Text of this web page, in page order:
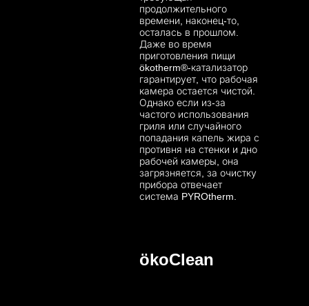
продолжительного
времени, наконец-то,
осталась в прошлом.
Даже во время
приготовления пищи
ökotherm®-катализатор
гарантирует, что рабочая
камера остается чистой.
Однако если из-за
частого использования
гриля или случайного
попадания капель жира с
противня на стенки и дно
рабочей камеры, она
загрязняется, за очистку
прибора отвечает
система PYROtherm.
ökoClean